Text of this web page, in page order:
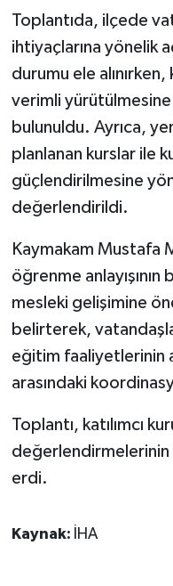
Toplantıda, ilçede
ihtiyaçlarına yönelik
durumu ele
verimli
bulunuldu. Ayrıca,
planlanan kurslar ile
güçlendirilmesine
değerlendirildi.
Kaymakam Mustafa
öğrenme
mesleki gelişimine
belirterek,
eğitim faaliyetlerinin
arasındaki
Toplantı, katılımcı
değerlendirmelerinin
erdi.
Kaynak: İHA
MAGAZİN
POLİTİKA
Sağlık
SİYASET
SPOR HABERLERİ
TEKNOLOJİ
Turizm
ÜLKE GÜNDEMİ
YAŞAM